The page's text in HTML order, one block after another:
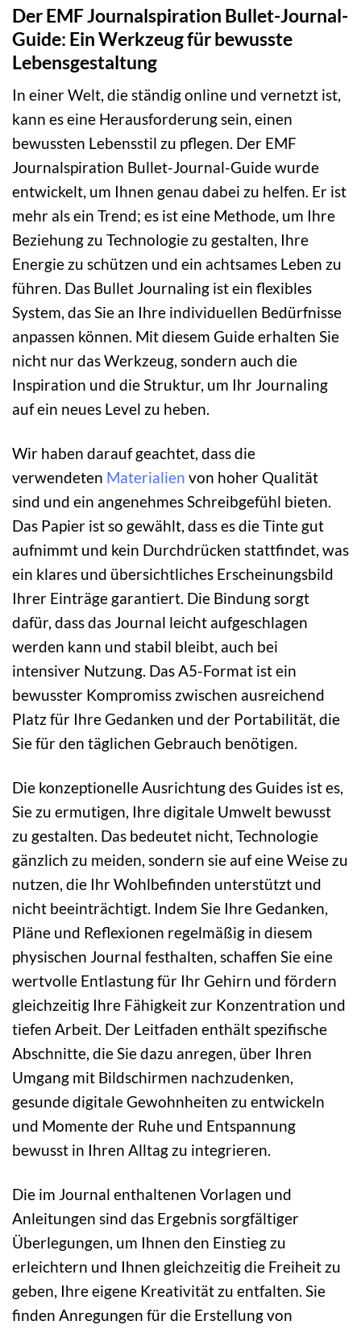
Der EMF Journalspiration Bullet-Journal-
Guide: Ein Werkzeug für bewusste
Lebensgestaltung
In einer Welt, die ständig online und vernetzt ist,
kann es eine Herausforderung sein, einen
bewussten Lebensstil zu pflegen. Der EMF
Journalspiration Bullet-Journal-Guide wurde
entwickelt, um Ihnen genau dabei zu helfen. Er ist
mehr als ein Trend; es ist eine Methode, um Ihre
Beziehung zu Technologie zu gestalten, Ihre
Energie zu schützen und ein achtsames Leben zu
führen. Das Bullet Journaling ist ein flexibles
System, das Sie an Ihre individuellen Bedürfnisse
anpassen können. Mit diesem Guide erhalten Sie
nicht nur das Werkzeug, sondern auch die
Inspiration und die Struktur, um Ihr Journaling
auf ein neues Level zu heben.
Wir haben darauf geachtet, dass die
verwendeten Materialien von hoher Qualität
sind und ein angenehmes Schreibgefühl bieten.
Das Papier ist so gewählt, dass es die Tinte gut
aufnimmt und kein Durchdrücken stattfindet, was
ein klares und übersichtliches Erscheinungsbild
Ihrer Einträge garantiert. Die Bindung sorgt
dafür, dass das Journal leicht aufgeschlagen
werden kann und stabil bleibt, auch bei
intensiver Nutzung. Das A5-Format ist ein
bewusster Kompromiss zwischen ausreichend
Platz für Ihre Gedanken und der Portabilität, die
Sie für den täglichen Gebrauch benötigen.
Die konzeptionelle Ausrichtung des Guides ist es,
Sie zu ermutigen, Ihre digitale Umwelt bewusst
zu gestalten. Das bedeutet nicht, Technologie
gänzlich zu meiden, sondern sie auf eine Weise zu
nutzen, die Ihr Wohlbefinden unterstützt und
nicht beeinträchtigt. Indem Sie Ihre Gedanken,
Pläne und Reflexionen regelmäßig in diesem
physischen Journal festhalten, schaffen Sie eine
wertvolle Entlastung für Ihr Gehirn und fördern
gleichzeitig Ihre Fähigkeit zur Konzentration und
tiefen Arbeit. Der Leitfaden enthält spezifische
Abschnitte, die Sie dazu anregen, über Ihren
Umgang mit Bildschirmen nachzudenken,
gesunde digitale Gewohnheiten zu entwickeln
und Momente der Ruhe und Entspannung
bewusst in Ihren Alltag zu integrieren.
Die im Journal enthaltenen Vorlagen und
Anleitungen sind das Ergebnis sorgfältiger
Überlegungen, um Ihnen den Einstieg zu
erleichtern und Ihnen gleichzeitig die Freiheit zu
geben, Ihre eigene Kreativität zu entfalten. Sie
finden Anregungen für die Erstellung von